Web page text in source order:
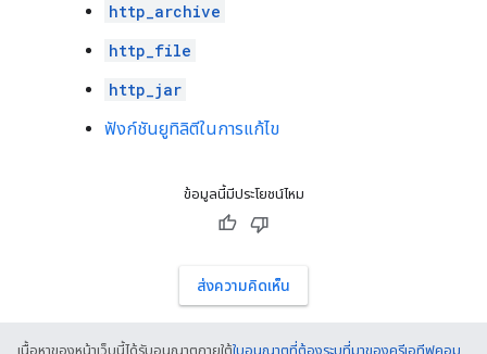
http_archive
http_file
http_jar
ฟังก์ชันยูทิลิตีในการแก้ไข
ข้อมูลนี้มีประโยชน์ไหม
ส่งความคิดเห็น
เนื้อหาของหน้าเว็บนี้ได้รับอนุญาตภายใต้ใบอนุญาตที่ต้องระบุที่มาของครีเอทีฟคอม